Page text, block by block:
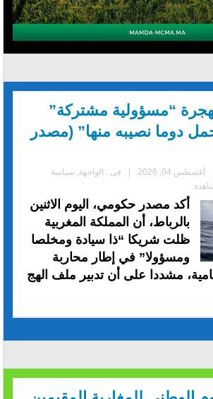
“مسؤولية مشتركة”
دوما نصيبه منها” (مصدر
أغسطس 04, 2026 فى : الواجهة, سياسة
أكد مصدر حكومي، اليوم الاثنين
بالرباط، أن المملكة المغربية
ظلت شريكا “ذا سيادة ومخلصا
ومسؤولا” في إطار محاربة
مشددا على أن تدبير ملف الهج